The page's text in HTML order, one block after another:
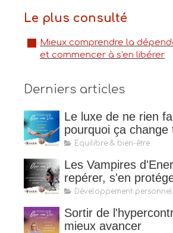
Le plus consulté
Mieux comprendre la
et commencer à s'en libérer
Derniers articles
Le luxe de ne rien
pourquoi ça change
Equilibre & bien-être
Les Vampires
repérer, s'en
Développement personnel
Sortir de
mieux avancer